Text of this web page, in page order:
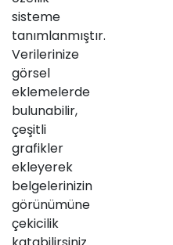
sisteme
tanımlanmıştır.
Verilerinize
görsel
eklemelerde
bulunabilir,
çeşitli
grafikler
ekleyerek
belgelerinizin
görünümüne
çekicilik